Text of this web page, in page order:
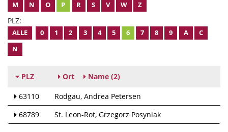
M
N O P R S V W Z
PLZ:
ALLE 0 1 2 3 4 5 6 7 8 9 A
C
N
PLZ Ort Name (2)
63110 Rodgau Andrea Petersen
68789
St. Leon-Rot Grzegorz Posyniak